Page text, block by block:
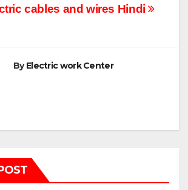
cables and wires Hindi
ByElectric work Center